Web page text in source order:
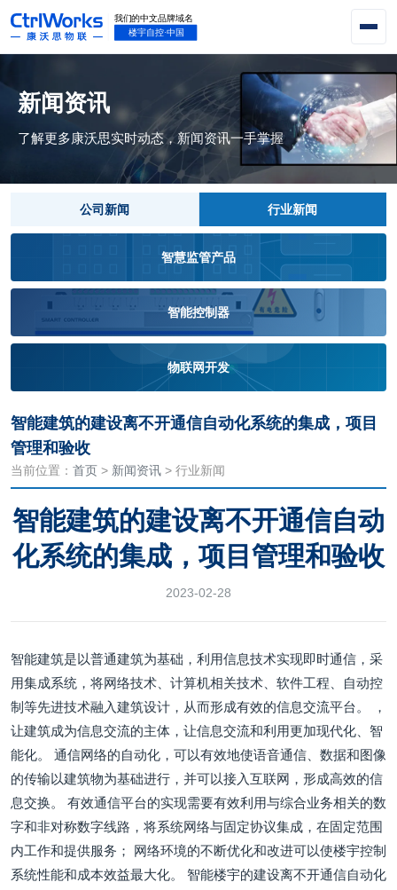
新闻资讯
了解更多康沃思实时动态，新闻资讯一手掌握
公司新闻 行业新闻
智慧监管产品
智能控制器
物联网开发
智能建筑的建设离不开通信自动化系统的集成，项目
管理和验收
当前位置： 首页 > 新闻资讯 > 行业新闻
智能建筑的建设离不开通信自动
化系统的集成，项目管理和验收
2023-02-28
智能建筑是以普通建筑为基础，利用信息技术实现即时通信，采
用集成系统，将网络技术、计算机相关技术、软件工程、自动控
制等先进技术融入建筑设计，从而形成有效的信息交流平台。 ，
让建筑成为信息交流的主体，让信息交流和利用更加现代化、智
能化。 通信网络的自动化，可以有效地使语音通信、数据和图像
的传输以建筑物为基础进行，并可以接入互联网，形成高效的信
息交换。 有效通信平台的实现需要有效利用与综合业务相关的数
字和非对称数字线路，将系统网络与固定协议集成，在固定范围
内工作和提供服务； 网络环境的不断优化和改进可以使楼宇控制
系统性能和成本效益最大化。 智能楼宇的建设离不开通信自动化